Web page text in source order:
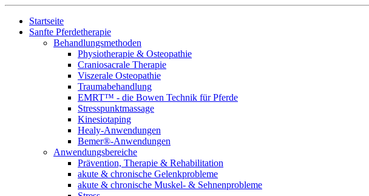
Startseite
Sanfte Pferdetherapie
Behandlungsmethoden
Physiotherapie & Osteopathie
Craniosacrale Therapie
Viszerale Osteopathie
Traumabehandlung
EMRT™ - die Bowen Technik für Pferde
Stresspunktmassage
Kinesiotaping
Healy-Anwendungen
Bemer®-Anwendungen
Anwendungsbereiche
Prävention, Therapie & Rehabilitation
akute & chronische Gelenkprobleme
akute & chronische Muskel- & Sehnenprobleme